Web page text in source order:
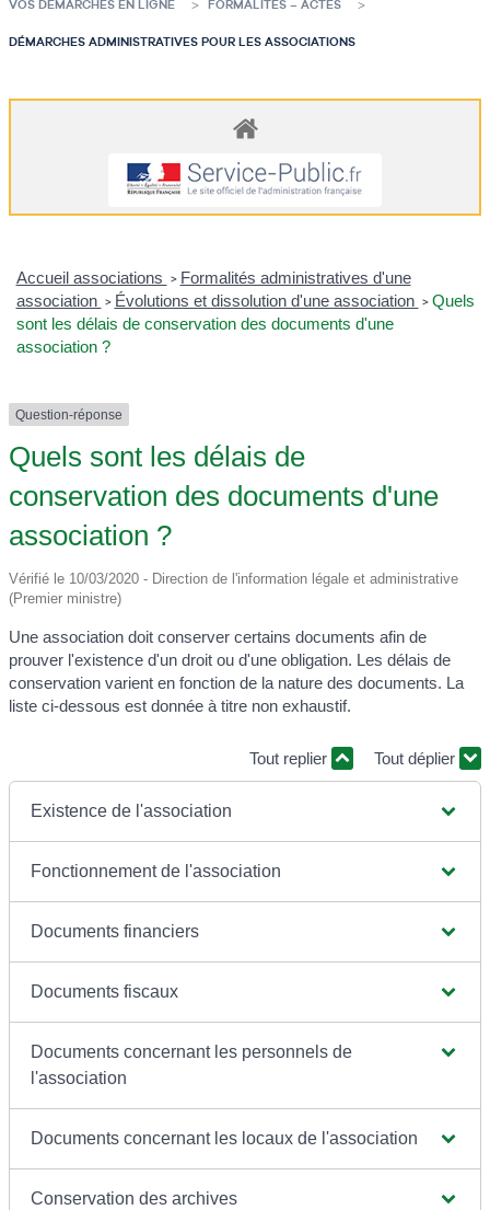
VOS DÉMARCHES EN LIGNE FORMALITÉS – ACTES
DÉMARCHES ADMINISTRATIVES POUR LES ASSOCIATIONS
Accueil associations > Formalités administratives d'une
association > Évolutions et dissolution d'une association > Quels
sont les délais de conservation des documents d'une
association ?
Question-réponse
Quels sont les délais de
conservation des documents d'une
association ?
Vérifié le 10/03/2020 - Direction de l'information légale et administrative
(Premier ministre)
Une association doit conserver certains documents afin de
prouver l'existence d'un droit ou d'une obligation. Les délais de
conservation varient en fonction de la nature des documents. La
liste ci-dessous est donnée à titre non exhaustif.
Tout replier Tout déplier
Existence de l'association
Fonctionnement de l'association
Documents financiers
Documents fiscaux
Documents concernant les personnels de
l'association
Documents concernant les locaux de l'association
Conservation des archives